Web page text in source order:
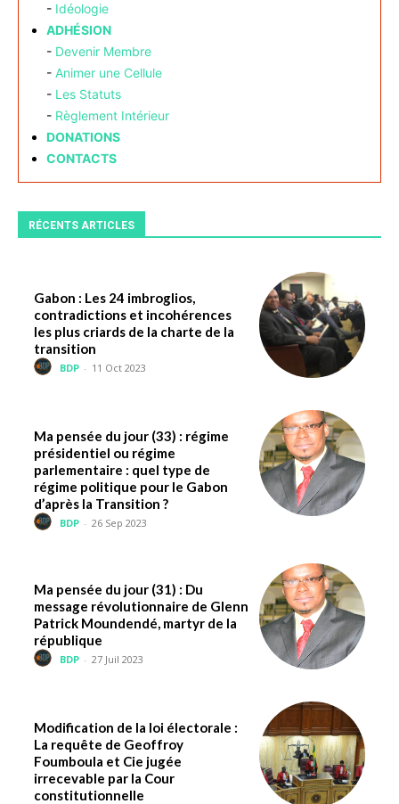
- Idéologie
ADHÉSION
- Devenir Membre
- Animer une Cellule
- Les Statuts
- Règlement Intérieur
DONATIONS
CONTACTS
RÉCENTS ARTICLES
Gabon : Les 24 imbroglios,
contradictions et incohérences
les plus criards de la charte de la
transition
BDP - 11 Oct 2023
Ma pensée du jour (33) : régime
présidentiel ou régime
parlementaire : quel type de
régime politique pour le Gabon
d’après la Transition ?
BDP - 26 Sep 2023
Ma pensée du jour (31) : Du
message révolutionnaire de Glenn
Patrick Moundendé, martyr de la
république
BDP - 27 Juil 2023
Modification de la loi électorale :
La requête de Geoffroy
Foumboula et Cie jugée
irrecevable par la Cour
constitutionnelle